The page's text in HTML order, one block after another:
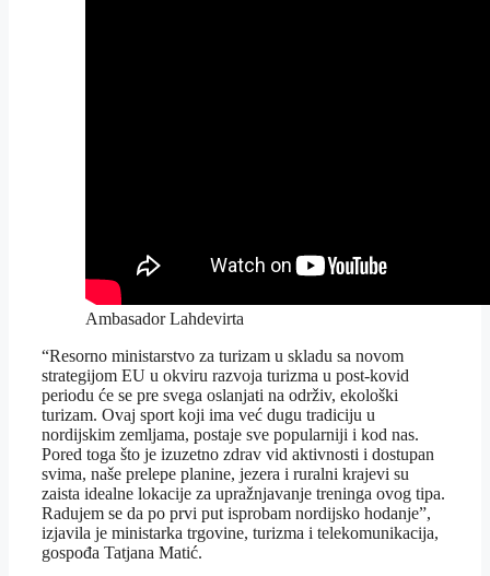
Ambasador Lahdevirta
“Resorno ministarstvo za turizam u skladu sa novom
strategijom EU u okviru razvoja turizma u post-kovid
periodu će se pre svega oslanjati na održiv, ekološki
turizam. Ovaj sport koji ima već dugu tradiciju u
nordijskim zemljama, postaje sve popularniji i kod nas.
Pored toga što je izuzetno zdrav vid aktivnosti i dostupan
svima, naše prelepe planine, jezera i ruralni krajevi su
zaista idealne lokacije za upražnjavanje treninga ovog tipa.
Radujem se da po prvi put isprobam nordijsko hodanje”,
izjavila je ministarka trgovine, turizma i telekomunikacija,
gospođa Tatjana Matić.